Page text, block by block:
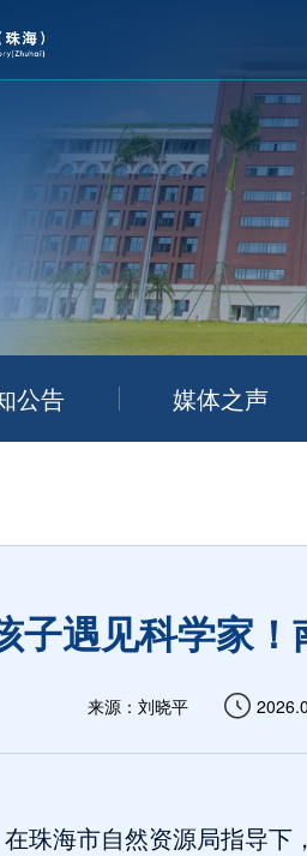
公告 媒体之声
子遇见科学家
来源：刘晓平
珠海市自然资源局指导